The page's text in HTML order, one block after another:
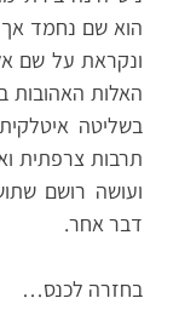
הוא שם נחמד אך
ונקראת על שם
בשליטה
תרבות צרפתית
ועושה רושם
דבר אחר.
בחזרה לכנס…